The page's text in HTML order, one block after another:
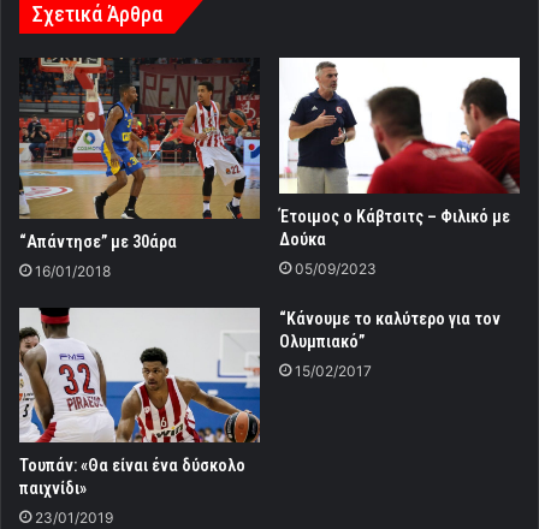
Σχετικά Άρθρα
“Απάντησε” με 30άρα
16/01/2018
Έτοιμος ο Κάβτσιτς – Φιλικό με
Δούκα
05/09/2023
Τουπάν: «Θα είναι ένα δύσκολο
παιχνίδι»
23/01/2019
“Κάνουμε το καλύτερο για τον
Ολυμπιακό”
15/02/2017